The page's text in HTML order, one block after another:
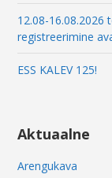
12.08-16.08.2026
registreerimine
ESS KALEV 125!
Aktuaalne
Arengukava